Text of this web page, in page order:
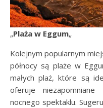
„Plaża w Eggum„
Kolejnym popularnym
północy są plaże w
małych plaż, które są
oferuje niezapomniane
nocnego spektaklu.